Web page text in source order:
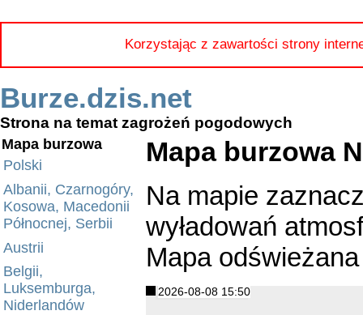
Korzystając z zawartości strony
Burze.dzis.net
Strona na temat zagrożeń pogodowych
Mapa burzowa
Polski
Albanii, Czarnogóry,
Kosowa, Macedonii
Północnej, Serbii
Austrii
Belgii,
Luksemburga,
Niderlandów
Mapa burzowa
Na mapie
wyładowań
Mapa
2026-08-08 15:50